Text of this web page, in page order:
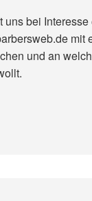
uns bei
mit
und an